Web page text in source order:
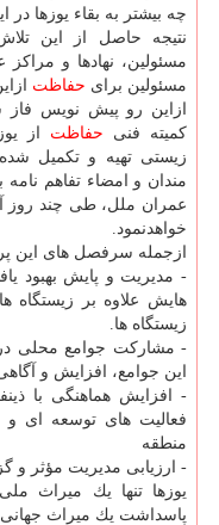
چه بیشتر به بقاء یوزها در
نتیجه حاصل از این
مسئولین، نهادها و
مسئولین برای حفاظت
كمیته فنی حفاظت از
زیستی تهیه و تكمیل
مندان و امضاء تفاهم نامه
عمران ملل، طی چند روز
خواهدنمود.
ازجمله سرفصل های این
- مدیریت و پایش بهبود
هایش علاوه بر زیستگاه
زیستگاه ها.
- مشاركت جوامع محلی
این جوامع، افزایش و
- افزایش هماهنگی با
فعالیت های توسعه ای
منطقه
- ارزیابی مدیریت مؤثر و
یوزها تنها یك میراث
پاسداشت یك میراث